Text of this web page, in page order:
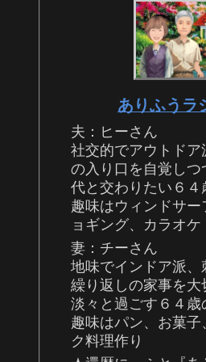
ありふうラ
夫：ヒーさん
社交的でアウトドア
の入り口を自覚しつ
代と交わりたい６４
趣味はウィンドサー
ョギング、カラオケ
妻：チーさん
地味でインドア派、
繰り返しの家事を大
淡々と過ごす６４歳
趣味はパン、お菓子
ク料理作り